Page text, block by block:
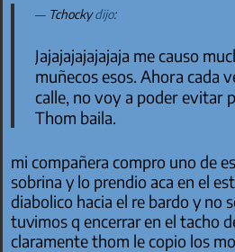
Tchockydijo:
Jajajajajajajaja me causo
muñecos esos. Ahora cada
calle, no voy a poder evitar
Thom baila.
mi compañera compro uno de
sobrina y lo prendio aca en el
diabolico hacia el re bardo y no
tuvimos q encerrar en el tacho
claramente thom le copio los